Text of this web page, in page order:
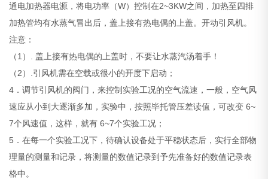
通电加热器电源，将电功率（W）控制在2~3KW之间，加热至四排
加热管均有水蒸气冒出后，盖上接有热电偶的上盖。开动引风机。
注意：
（1）. 盖上接有热电偶的上盖时，不要让水蒸汽汤着手！
（2）.引风机需在空载或很小的开度下启动；
4．调节引风机的阀门，来控制实验工况的空气流速，一般，空气风
速应从小到大逐渐多加，实验中，按照毕托管压差读值，可改变 6~
7个风速值，这样，就有 6~7个实验工况；
5．在每一个实验工况下，待确认设备处于平稳状态后，实行全部物
理量的测量和记录，将测量的数值记录到予先准备好的数值记录表
格中。